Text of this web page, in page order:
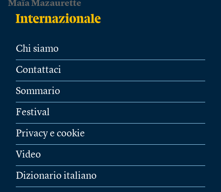
Maïa Mazaurette
Chi siamo
Contattaci
Sommario
Festival
Privacy e cookie
Video
Dizionario italiano